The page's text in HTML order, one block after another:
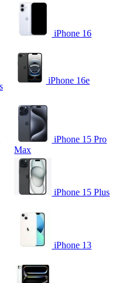
iPhone 16
iPhone 16e
iPhone 15 Pro
Max
iPhone 15 Plus
iPhone 13